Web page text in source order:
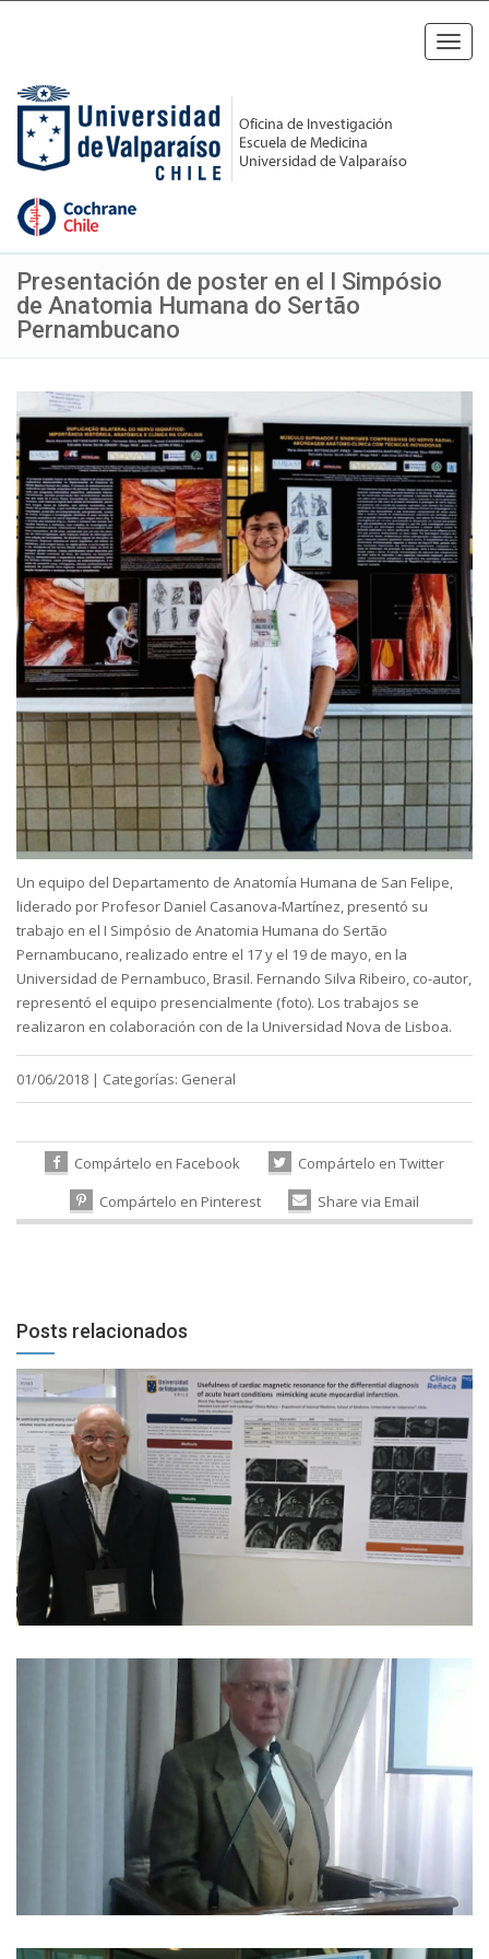
Presentación de poster en el I Simpósio
de Anatomia Humana do Sertão
Pernambucano
Un equipo del Departamento de Anatomía Humana de San Felipe,
liderado por Profesor Daniel Casanova-Martínez, presentó su
trabajo en el I Simpósio de Anatomia Humana do Sertão
Pernambucano, realizado entre el 17 y el 19 de mayo, en la
Universidad de Pernambuco, Brasil. Fernando Silva Ribeiro, co-autor,
representó el equipo presencialmente (foto). Los trabajos se
realizaron en colaboración con de la Universidad Nova de Lisboa.
01/06/2018 | Categorías: General
Compártelo en Facebook
Compártelo en Twitter
Compártelo en Pinterest
Share via Email
Posts relacionados